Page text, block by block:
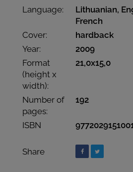
Language:
Lithuanian,
French
Cover:
hardback
Year:
2009
Format
(height x
width):
21,0x15,0
Number of
pages:
192
ISBN
Share